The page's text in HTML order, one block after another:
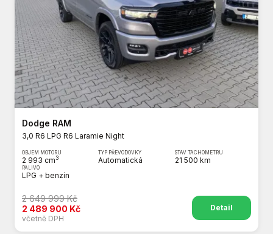
Dodge RAM
3,0 R6 LPG R6 Laramie Night
OBJEM MOTORU
2 993 cm3
TYP PŘEVODOVKY
Automatická
STAV TACHOMETRU
21 500 km
PALIVO
LPG + benzín
2 649 999 Kč
2 489 900 Kč
včetně DPH
Detail